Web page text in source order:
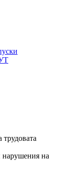
нарушения на